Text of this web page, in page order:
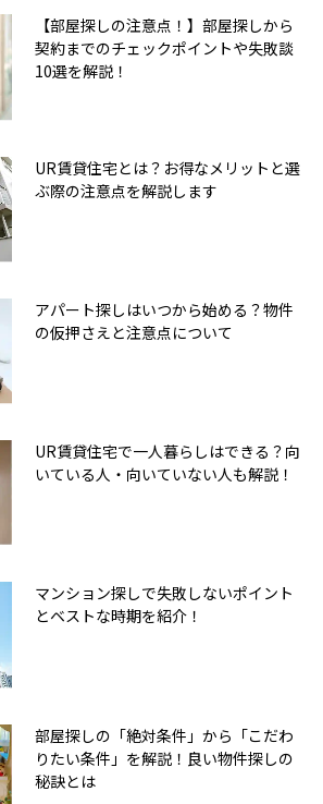
【部屋探しの注意点！】部屋探しから
契約までのチェックポイントや失敗談
10選を解説！
UR賃貸住宅とは？お得なメリットと選
ぶ際の注意点を解説します
アパート探しはいつから始める？物件
の仮押さえと注意点について
UR賃貸住宅で一人暮らしはできる？向
いている人・向いていない人も解説！
マンション探しで失敗しないポイント
とベストな時期を紹介！
部屋探しの「絶対条件」から「こだわ
りたい条件」を解説！良い物件探しの
秘訣とは